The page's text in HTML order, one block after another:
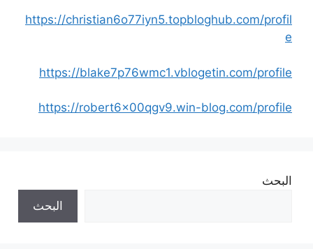
https://christian6o77iyn5.topbloghub.com/profil
e
https://blake7p76wmc1.vblogetin.com/profile
https://robert6x00qgv9.win-blog.com/profile
البحث
البحث